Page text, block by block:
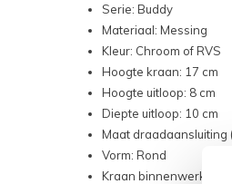
Serie: Buddy
Materiaal: Messing
Kleur: Chroom of RVS
Hoogte kraan: 17 cm
Hoogte uitloop: 8 cm
Diepte uitloop: 10 cm
Maat draadaansluiting
Vorm: Rond
Kraan binnenwerk: